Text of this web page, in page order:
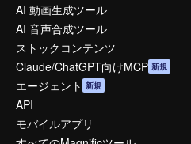
AI 動画生成ツール
AI 音声合成ツール
ストックコンテンツ
Claude/ChatGPT向けMCP 新規
エージェント 新規
API
モバイルアプリ